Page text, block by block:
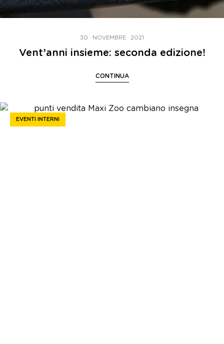
30 · NOVEMBRE · 2021
Vent’anni insieme: seconda edizione!
CONTINUA
EVENTI INTERNI